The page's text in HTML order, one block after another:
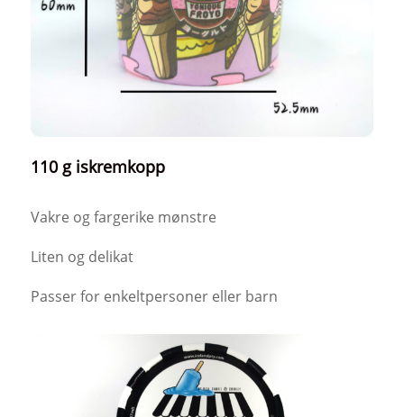
110 g iskremkopp
Vakre og fargerike mønstre
Liten og delikat
Passer for enkeltpersoner eller barn